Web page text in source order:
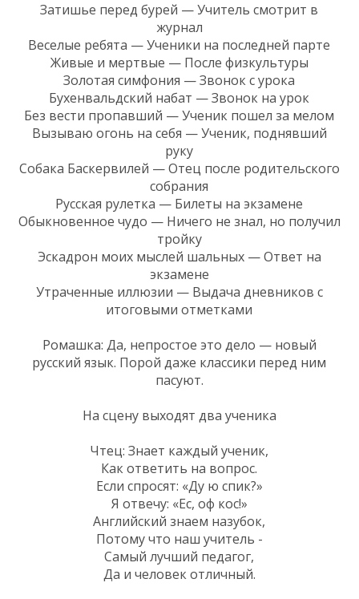
Затишье перед бурей — Учитель смотрит в
журнал
Веселые ребята — Ученики на последней парте
Живые и мертвые — После физкультуры
Золотая симфония — Звонок с урока
Бухенвальдский набат — Звонок на урок
Без вести пропавший — Ученик пошел за мелом
Вызываю огонь на себя — Ученик, поднявший
руку
Собака Баскервилей — Отец после родительского
собрания
Русская рулетка — Билеты на экзамене
Обыкновенное чудо — Ничего не знал, но получил
тройку
Эскадрон моих мыслей шальных — Ответ на
экзамене
Утраченные иллюзии — Выдача дневников с
итоговыми отметками
Ромашка: Да, непростое это дело — новый
русский язык. Порой даже классики перед ним
пасуют.
На сцену выходят два ученика
Чтец: Знает каждый ученик,
Как ответить на вопрос.
Если спросят: «Ду ю спик?»
Я отвечу: «Ес, оф кос!»
Английский знаем назубок,
Потому что наш учитель -
Самый лучший педагог,
Да и человек отличный.